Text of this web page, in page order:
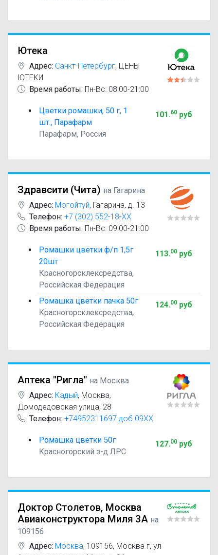
Ютека
Адрес: Санкт-Петербург, ЦЕНЫ
ЮТЕКИ
Время работы: Пн-Вс: 08:00-21:00
Цветки ромашки, 50 г, 1
шт., Парафарм
Парафарм, Россия
101.60руб
Здравсити (‎Чита) на Гагарина
Адрес: Могойтуй, Гагарина, д. 13
Телефон: +7 (302) 552-18-XX
Время работы: Пн-Вс: 09:00-21:00
Ромашки цветки ф/п 1,5г
20шт
Красногорсклексредства,
Российская Федерация
113.00руб
Ромашка цветки пачка 50г
Красногорсклексредства,
Российская Федерация
124.00руб
Аптека "Ригла" на Москва
Адрес: Кадый, Москва,
Домодедовская улица, 28
Телефон: +74952311697 доб.09XX
Ромашка цветки 50г
Красногорский з-д ЛРС
127.00руб
Доктор Столетов, Москва
Авиаконструктора Миля 3А на
109156
Адрес: Москва, 109156, Москва г, ул